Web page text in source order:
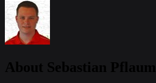
About Sebastian Pflaum